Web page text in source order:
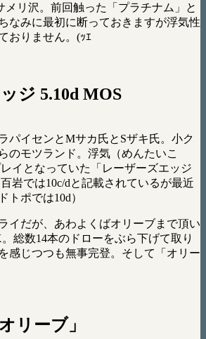
メリ沢。前回触った「プラチナム」と
なみに最初に断っておきますが浮気性
おりません。(ｯｴ
ジ 5.10d MOS
パイセンとMサカ氏とSザキ氏。小ク
のモツランド。浮気（めんたいこ
イとなっていた「レーザーズエッジ
岩では10c/dと記載されているが最近
トポでは10d）
イだが、あわよくばオリーブまで頂い
総数14本のドローをぶら下げて取り
感じつつも無事完登。そして「オリー
リーブ」